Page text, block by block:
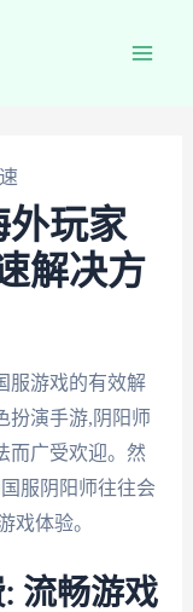
外玩家
解决方
服游戏的有效解
扮演手游,阴阳师
而广受欢迎。然
服阴阳师往往会
戏体验。
流畅游戏